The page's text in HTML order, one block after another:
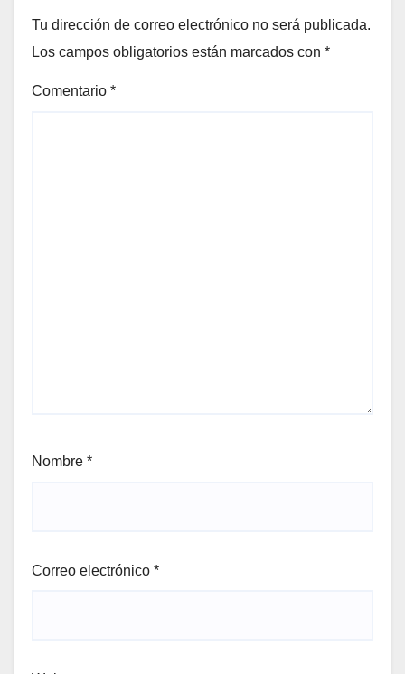
Tu dirección de correo electrónico no será publicada.
Los campos obligatorios están marcados con *
Comentario *
Nombre *
Correo electrónico *